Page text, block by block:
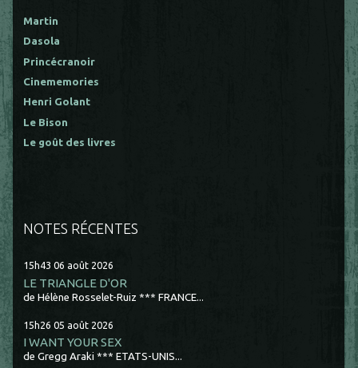
Martin
Dasola
Princécranoir
Cinememories
Henri Golant
Le Bison
Le goût des livres
NOTES RÉCENTES
15h43 06 août 2026
LE TRIANGLE D'OR
de Hélène Rosselet-Ruiz *** FRANCE...
15h26 05 août 2026
I WANT YOUR SEX
de Gregg Araki *** ETATS-UNIS...